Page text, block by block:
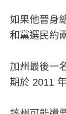
如果他晉身
和黨選民約
加州最後一
期於 2011